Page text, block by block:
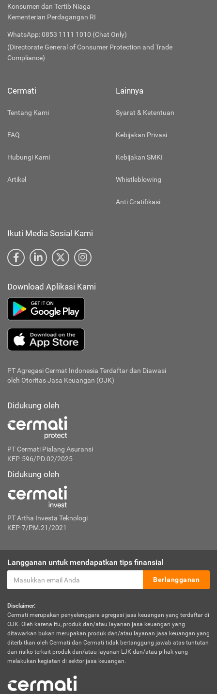
Konsumen dan Tertib Niaga
Kementerian Perdagangan RI
WhatsApp: 0853 1111 1010 (Chat Only)
(Directorate General of Consumer Protection and Trade
Compliance)
Cermati
Tentang Kami
FAQ
Hubungi Kami
Artikel
Lainnya
Syarat & Ketentuan
Kebijakan Privasi
Kebijakan SMKI
Whistleblowing
Anti Gratifikasi
Ikuti Media Sosial Kami
Download Aplikasi Kami
PT Agregasi Cermat Indonesia Terdaftar dan Diawasi
oleh Otoritas Jasa Keuangan (OJK)
Didukung oleh
PT Cermati Pialang Asuransi
KEP-596/PD.02/2025
Didukung oleh
PT Artha Investa Teknologi
KEP-7/PM.21/2021
Langganan untuk mendapatkan tips finansial
Berlangganan
Disclaimer:
Cermati merupakan penyelenggara agregasi jasa keuangan yang terdaftar di
OJK. Oleh karena itu, produk dan/atau layanan jasa keuangan yang
ditawarkan bukan merupakan produk dan/atau layanan jasa keuangan yang
diterbitkan oleh Cermati dan Cermati tidak bertanggung jawab atas tuntutan
dan risiko terkait produk dan/atau layanan LJK dan/atau pihak yang
melakukan kegiatan di sektor jasa keuangan.